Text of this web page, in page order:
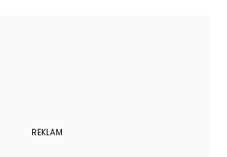
REKLAM